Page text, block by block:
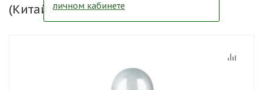
(Китай)
личном кабинете